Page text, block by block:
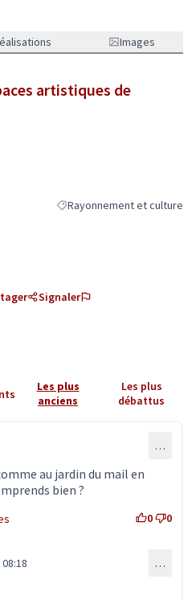
Images
artistiques de
Filtrer les résultats de la
Rayonnement et culture
Signaler
Les plus
anciens
Les plus
débattus
…
au jardin du mail en
bien ?
0 0
au commentaire 2760) …